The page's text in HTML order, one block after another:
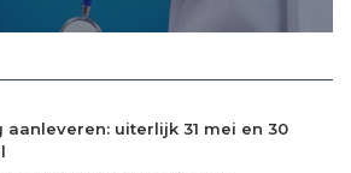
uiterlijk 31 mei en 30